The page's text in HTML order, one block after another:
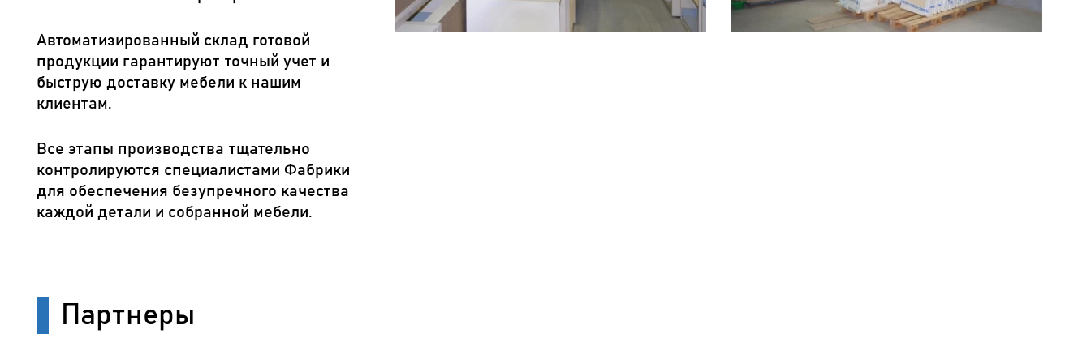
Автоматизированный склад готовой
продукции гарантируют точный учет и
быструю доставку мебели к нашим
клиентам.
Все этапы производства тщательно
контролируются специалистами Фабрики
для обеспечения безупречного качества
каждой детали и собранной мебели.
Партнеры